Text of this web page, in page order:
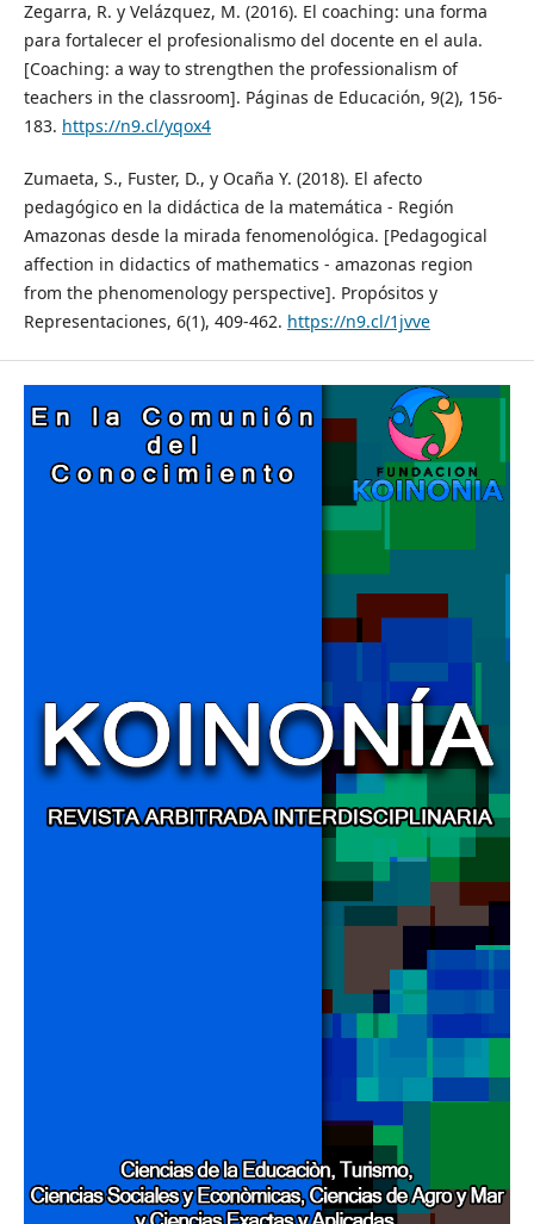
Zegarra, R. y Velázquez, M. (2016). El coaching: una forma
para fortalecer el profesionalismo del docente en el aula.
[Coaching: a way to strengthen the professionalism of
teachers in the classroom]. Páginas de Educación, 9(2), 156-
183. https://n9.cl/yqox4
Zumaeta, S., Fuster, D., y Ocaña Y. (2018). El afecto
pedagógico en la didáctica de la matemática - Región
Amazonas desde la mirada fenomenológica. [Pedagogical
affection in didactics of mathematics - amazonas region
from the phenomenology perspective]. Propósitos y
Representaciones, 6(1), 409-462. https://n9.cl/1jvve